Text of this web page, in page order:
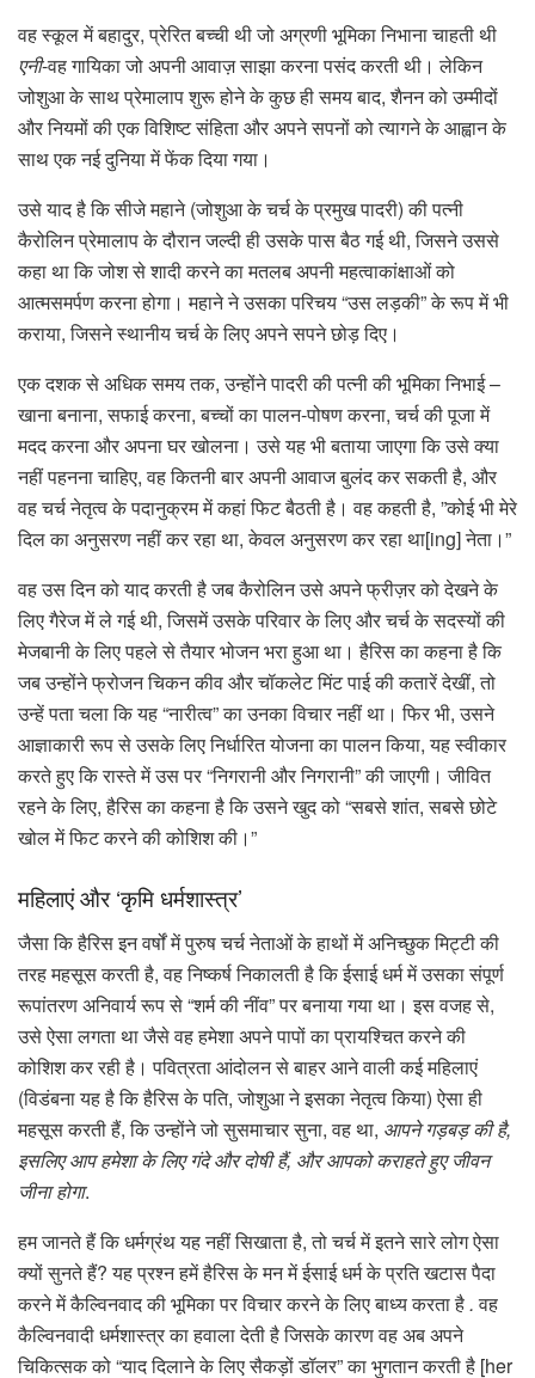
वह स्कूल में बहादुर, प्रेरित बच्ची थी जो अग्रणी भूमिका निभाना चाहती थी
एनी-वह गायिका जो अपनी आवाज़ साझा करना पसंद करती थी। लेकिन
जोशुआ के साथ प्रेमालाप शुरू होने के कुछ ही समय बाद, शैनन को उम्मीदों
और नियमों की एक विशिष्ट संहिता और अपने सपनों को त्यागने के आह्वान के
साथ एक नई दुनिया में फेंक दिया गया।
उसे याद है कि सीजे महाने (जोशुआ के चर्च के प्रमुख पादरी) की पत्नी
कैरोलिन प्रेमालाप के दौरान जल्दी ही उसके पास बैठ गई थी, जिसने उससे
कहा था कि जोश से शादी करने का मतलब अपनी महत्वाकांक्षाओं को
आत्मसमर्पण करना होगा। महाने ने उसका परिचय “उस लड़की” के रूप में भी
कराया, जिसने स्थानीय चर्च के लिए अपने सपने छोड़ दिए।
एक दशक से अधिक समय तक, उन्होंने पादरी की पत्नी की भूमिका निभाई –
खाना बनाना, सफाई करना, बच्चों का पालन-पोषण करना, चर्च की पूजा में
मदद करना और अपना घर खोलना। उसे यह भी बताया जाएगा कि उसे क्या
नहीं पहनना चाहिए, वह कितनी बार अपनी आवाज बुलंद कर सकती है, और
वह चर्च नेतृत्व के पदानुक्रम में कहां फिट बैठती है। वह कहती है, ”कोई भी मेरे
दिल का अनुसरण नहीं कर रहा था, केवल अनुसरण कर रहा था[ing] नेता।”
वह उस दिन को याद करती है जब कैरोलिन उसे अपने फ्रीज़र को देखने के
लिए गैरेज में ले गई थी, जिसमें उसके परिवार के लिए और चर्च के सदस्यों की
मेजबानी के लिए पहले से तैयार भोजन भरा हुआ था। हैरिस का कहना है कि
जब उन्होंने फ्रोजन चिकन कीव और चॉकलेट मिंट पाई की कतारें देखीं, तो
उन्हें पता चला कि यह “नारीत्व” का उनका विचार नहीं था। फिर भी, उसने
आज्ञाकारी रूप से उसके लिए निर्धारित योजना का पालन किया, यह स्वीकार
करते हुए कि रास्ते में उस पर “निगरानी और निगरानी” की जाएगी। जीवित
रहने के लिए, हैरिस का कहना है कि उसने खुद को “सबसे शांत, सबसे छोटे
खोल में फिट करने की कोशिश की।”
महिलाएं और ‘कृमि धर्मशास्त्र’
जैसा कि हैरिस इन वर्षों में पुरुष चर्च नेताओं के हाथों में अनिच्छुक मिट्टी की
तरह महसूस करती है, वह निष्कर्ष निकालती है कि ईसाई धर्म में उसका संपूर्ण
रूपांतरण अनिवार्य रूप से “शर्म की नींव” पर बनाया गया था। इस वजह से,
उसे ऐसा लगता था जैसे वह हमेशा अपने पापों का प्रायश्चित करने की
कोशिश कर रही है। पवित्रता आंदोलन से बाहर आने वाली कई महिलाएं
(विडंबना यह है कि हैरिस के पति, जोशुआ ने इसका नेतृत्व किया) ऐसा ही
महसूस करती हैं, कि उन्होंने जो सुसमाचार सुना, वह था, आपने गड़बड़ की है,
इसलिए आप हमेशा के लिए गंदे और दोषी हैं, और आपको कराहते हुए जीवन
जीना होगा.
हम जानते हैं कि धर्मग्रंथ यह नहीं सिखाता है, तो चर्च में इतने सारे लोग ऐसा
क्यों सुनते हैं? यह प्रश्न हमें हैरिस के मन में ईसाई धर्म के प्रति खटास पैदा
करने में कैल्विनवाद की भूमिका पर विचार करने के लिए बाध्य करता है.वह
कैल्विनवादी धर्मशास्त्र का हवाला देती है जिसके कारण वह अब अपने
चिकित्सक को “याद दिलाने के लिए सैकड़ों डॉलर” का भुगतान करती है [her